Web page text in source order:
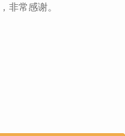
非常感谢。